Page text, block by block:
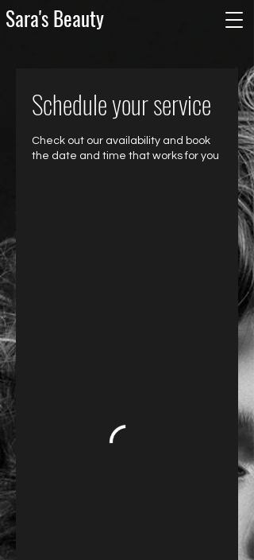
Sara's Beauty
Schedule your service
Check out our availability and book
the date and time that works for you